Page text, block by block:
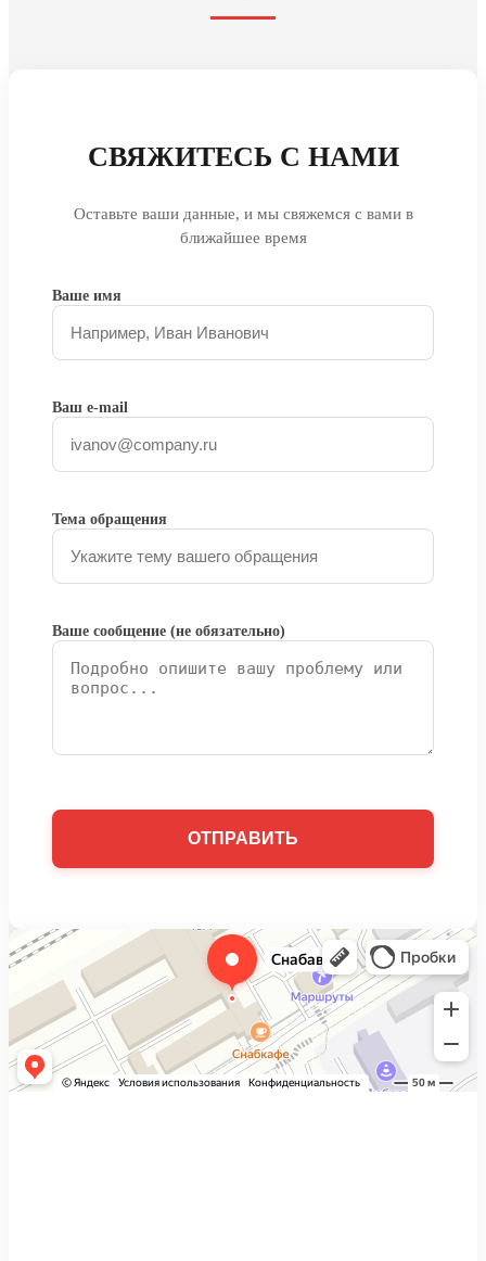
СВЯЖИТЕСЬ С НАМИ
Оставьте ваши данные, и мы свяжемся с вами в
ближайшее время
Ваше имя
Ваш e-mail
Тема обращения
Ваше сообщение (не обязательно)